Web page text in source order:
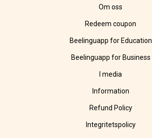
Om oss
Redeem coupon
Beelinguapp for Education
Beelinguapp for Business
I media
Information
Refund Policy
Integritetspolicy